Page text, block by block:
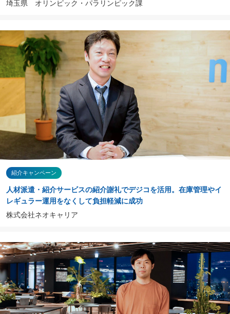
埼玉県 オリンピック・パラリンピック課
紹介キャンペーン
人材派遣・紹介サービスの紹介謝礼でデジコを活用。在庫管理やイ
レギュラー運用をなくして負担軽減に成功
株式会社ネオキャリア